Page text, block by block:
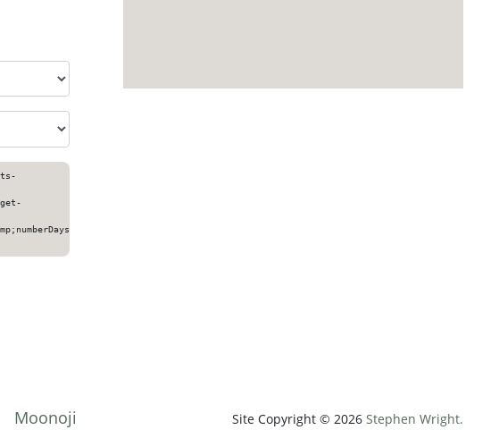
Moonoji Site Copyright © 2026 Stephen Wright.